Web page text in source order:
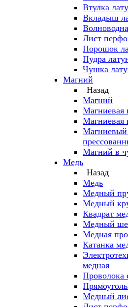
Втулка
Вкладыш
Лист
Порошок
Пудра
Чушка
Магний
Назад
Магний
Магниевая
Магниевая
Магний в
Медь
Назад
Медь
Медный
Медный
Квадрат
Медный
Медная
Катанка
медная
Проволока
Медный